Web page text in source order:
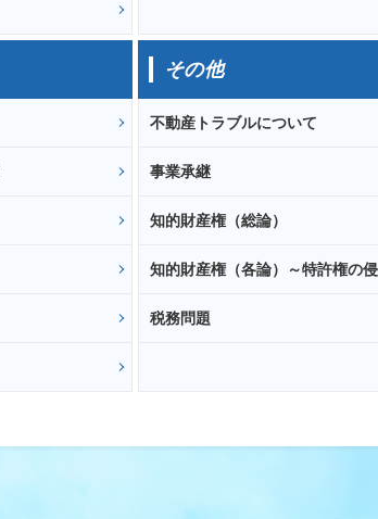
その他
不動産トラブルについて
事業承継
知的財産権（総論）
知的財産権（各論）～特許権の
税務問題